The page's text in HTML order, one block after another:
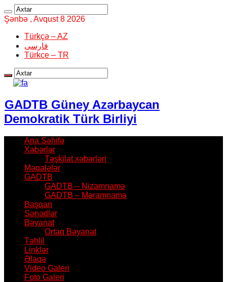
Şənbə , Avqust 8 2026
Türkçə – AZ
فارسی
Türkce – TR
GADTB Güney Azərbaycan
Demokratik Türk Birliyi
Ana Səhifə
Xəbərlər
Təşkilat xəbərləri
Məqalələr
GADTB
GADTB – Nizamnamə
GADTB – Məramnamə
Başqan
Sənədlər
Bəyanat
Ortaq Bəyanat
Təhlil
Linklər
Əlaqə
Video Galeri
Foto Galeri